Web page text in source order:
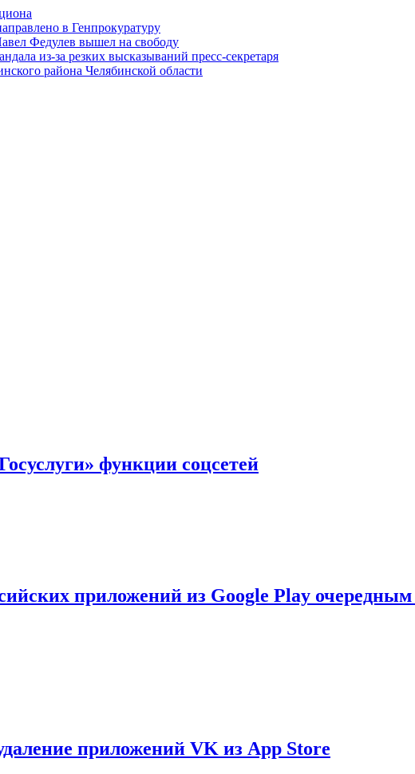
в Генпрокуратуру
Федулев вышел на свободу
из-за резких высказываний пресс-секретаря
района Челябинской области
функции соцсетей
приложений из Google Play
приложений VK из App Store